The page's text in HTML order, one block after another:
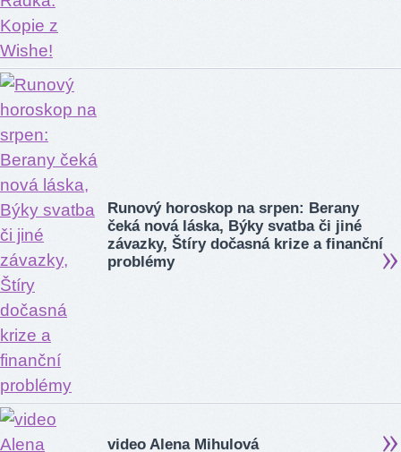
Runový horoskop na srpen: Berany
čeká nová láska, Býky svatba či jiné
závazky, Štíry dočasná krize a finanční
problémy
video Alena Mihulová